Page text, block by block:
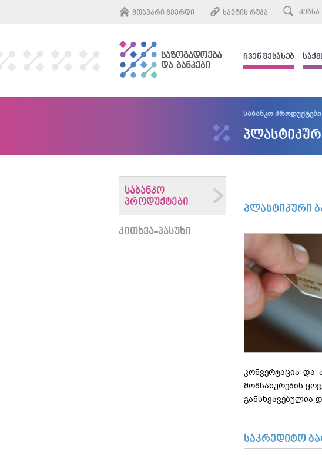
ᲛᲗᲐᲕᲐᲠᲘ ᲒᲕᲔᲠᲓᲘ ᲡᲐᲘᲢᲘᲡ ᲠᲣᲙᲐ
ᲩᲕᲔᲜ ᲨᲔᲡᲐᲮᲔᲑ
საბანკო პროდუქტები
ᲡᲐᲑᲐᲜᲙᲝ
ᲞᲠᲝᲓᲣᲥᲢᲔᲑᲘ
ᲙᲘᲗᲮᲕᲐ-ᲞᲐᲡᲣᲮᲘ
პლასტიკური
კონვერტაცია და
მომსახურების
განსხვავებულია
საკრედიტო